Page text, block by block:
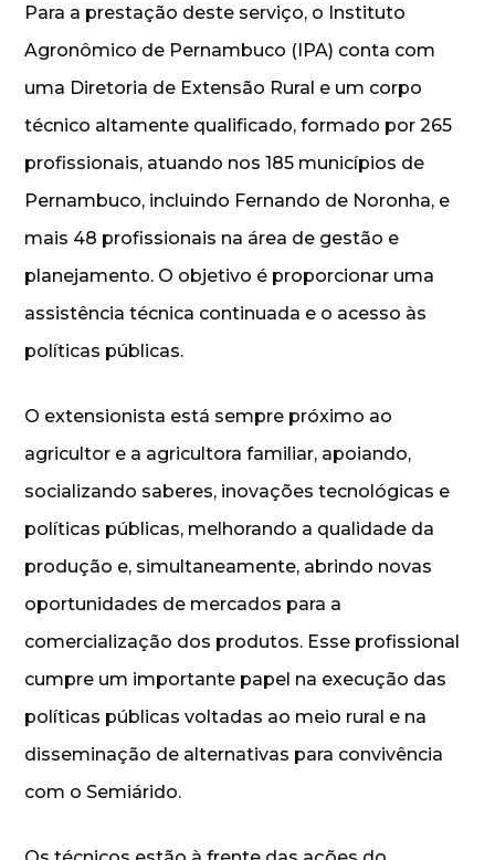
Para a prestação deste serviço, o Instituto
Agronômico de Pernambuco (IPA) conta com
uma Diretoria de Extensão Rural e um corpo
técnico altamente qualificado, formado por 265
profissionais, atuando nos 185 municípios de
Pernambuco, incluindo Fernando de Noronha, e
mais 48 profissionais na área de gestão e
planejamento. O objetivo é proporcionar uma
assistência técnica continuada e o acesso às
políticas públicas.
O extensionista está sempre próximo ao
agricultor e a agricultora familiar, apoiando,
socializando saberes, inovações tecnológicas e
políticas públicas, melhorando a qualidade da
produção e, simultaneamente, abrindo novas
oportunidades de mercados para a
comercialização dos produtos. Esse profissional
cumpre um importante papel na execução das
políticas públicas voltadas ao meio rural e na
disseminação de alternativas para convivência
com o Semiárido.